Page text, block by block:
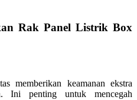
Rak Panel Listrik Box
memberikan keamanan ekstra
Ini penting untuk mencegah